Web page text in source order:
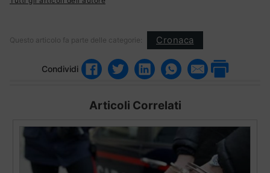
Questo articolo fa parte delle categorie: Cronaca
Condividi
Articoli Correlati